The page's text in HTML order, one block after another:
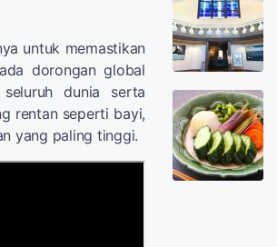
untuk memastikan
dorongan global
dunia serta
rentan seperti bayi,
yang paling tinggi.